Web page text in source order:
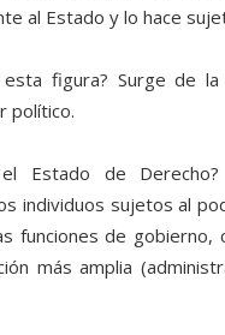
al Estado y lo hace
esta figura? Surge de la
político.
Estado de
individuos sujetos al
funciones de gobierno,
más amplia